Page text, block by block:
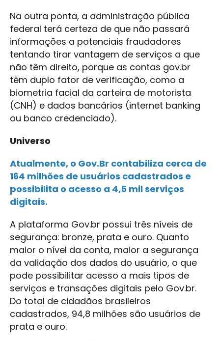
Na outra ponta, a administração pública
federal terá certeza de que não passará
informações a potenciais fraudadores
tentando tirar vantagem de serviços a que
não têm direito, porque as contas gov.br
têm duplo fator de verificação, como a
biometria facial da carteira de motorista
(CNH) e dados bancários (internet banking
ou banco credenciado).
Universo
Atualmente, o Gov.Br contabiliza cerca de
164 milhões de usuários cadastrados e
possibilita o acesso a 4,5 mil serviços
digitais.
A plataforma Gov.br possui três níveis de
segurança: bronze, prata e ouro. Quanto
maior o nível da conta, maior a segurança
da validação dos dados do usuário, o que
pode possibilitar acesso a mais tipos de
serviços e transações digitais pelo Gov.br.
Do total de cidadãos brasileiros
cadastrados, 94,8 milhões são usuários de
prata e ouro.